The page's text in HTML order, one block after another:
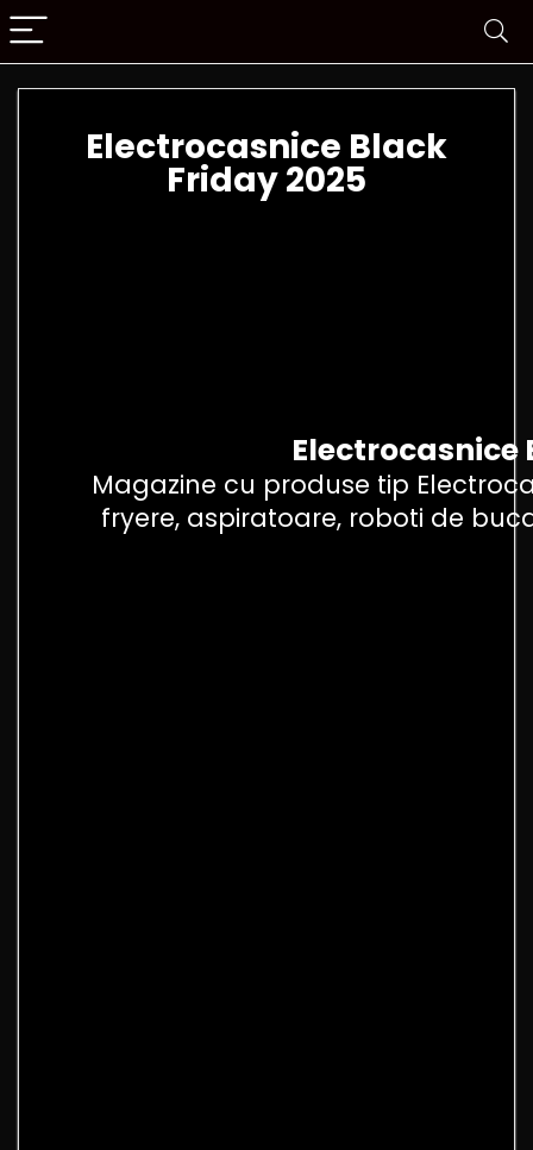
Electrocasnice Black
Friday 2025
Magazine cu produse tip
fryere, aspiratoare, roboti de